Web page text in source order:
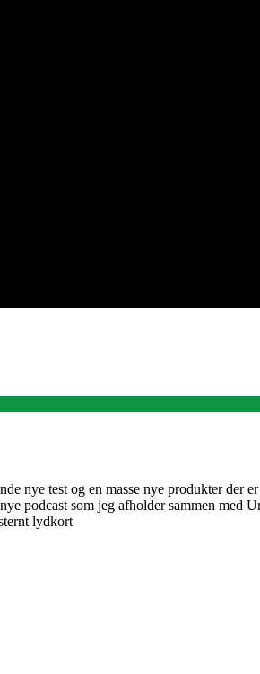
nye test og en masse nye produkter der
podcast som jeg afholder sammen med
lydkort